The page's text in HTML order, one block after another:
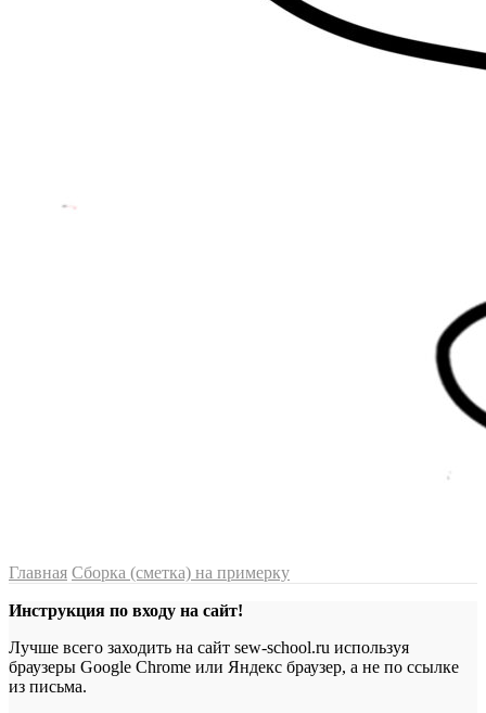
Главная Сборка (сметка) на примерку
Инструкция по входу на сайт!
Лучше всего заходить на сайт sew-school.ru используя
браузеры Google Chrome или Яндекс браузер, а не по ссылке
из письма.